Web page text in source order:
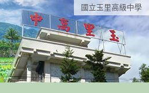
國立玉里高級中學